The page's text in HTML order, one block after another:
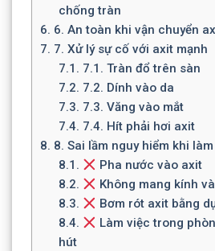
chống tràn
6. 6. An toàn khi vận chuyển
7. 7. Xử lý sự cố với axit mạnh
7.1. 7.1. Tràn đổ trên sàn
7.2. 7.2. Dính vào da
7.3. 7.3. Văng vào mắt
7.4. 7.4. Hít phải hơi axit
8. 8. Sai lầm nguy hiểm khi
8.1.
Pha nước vào axit
8.2.
Không mang kính
8.3.
Bơm rót axit bằng
8.4.
Làm việc trong
hút